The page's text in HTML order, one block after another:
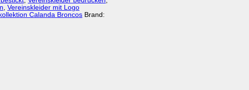
, Vereinskleider mit Logo
Calanda Broncos Brand: